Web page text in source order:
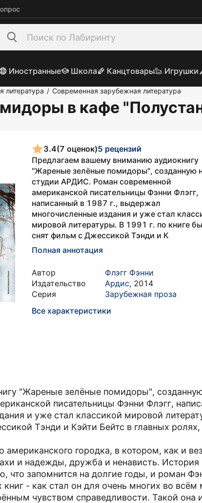
Иностранные Школа Канцтовары Игрушки
литература / Современная зарубежная литература
в кафе
3.4(7 оценок)5 рецензий
Предлагаем вашему вниманию аудиокнигу
"Жареные зелёные помидоры", созданную
студии АРДИС. Роман современной
американской писательницы Фэнни Флэгг,
написанный в 1987 г., выдержал
многочисленные издания и уже стал
мировой литературы. В 1991 г. по книге
снят фильм с Джессикой Тэнди и К
Полная аннотация
Автор
Флэгг Фэнни
Издательство
Ардис, 2014
Серия
Зарубежная проза
Все характеристики
"Жареные зелёные помидоры",
писательницы Фэнни Флэгг,
и уже стал классикой мировой
Тэнди и Кэйти Бейтс в главных ролях,
городка, в котором, как и
и надежды, дружба и ненависть. История
что запомнится на долгие годы, и роман
- как стал он для очень многих во всём
чувством справедливости. Такой она